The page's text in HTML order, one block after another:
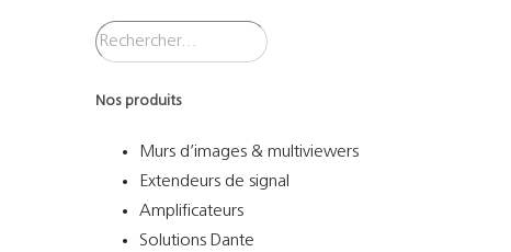
Nos produits
Murs d’images & multiviewers
Extendeurs de signal
Amplificateurs
Solutions Dante